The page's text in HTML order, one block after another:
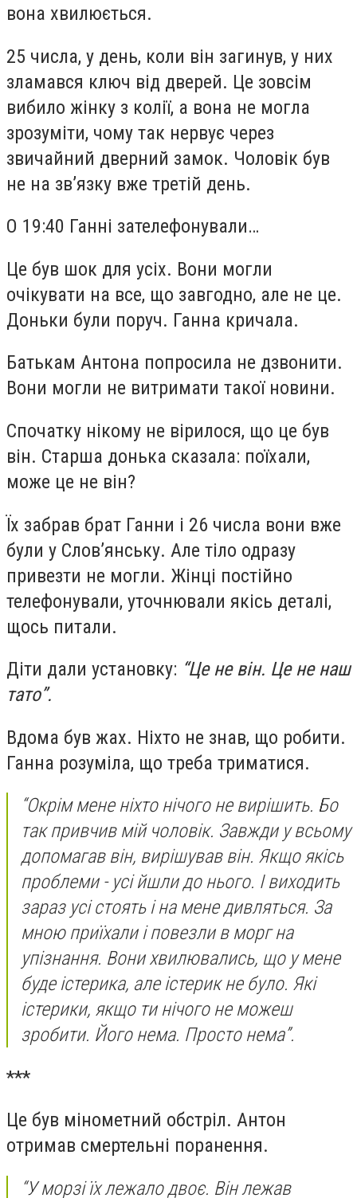
вона хвилюється.
25 числа, у день, коли він загинув, у них
зламався ключ від дверей. Це зовсім
вибило жінку з колії, а вона не могла
зрозуміти, чому так нервує через
звичайний дверний замок. Чоловік був
не на зв’язку вже третій день.
О 19:40 Ганні зателефонували…
Це був шок для усіх. Вони могли
очікувати на все, що завгодно, але не це.
Доньки були поруч. Ганна кричала.
Батькам Антона попросила не дзвонити.
Вони могли не витримати такої новини.
Спочатку нікому не вірилося, що це був
він. Старша донька сказала: поїхали,
може це не він?
Їх забрав брат Ганни і 26 числа вони вже
були у Слов’янську. Але тіло одразу
привезти не могли. Жінці постійно
телефонували, уточнювали якісь деталі,
щось питали.
Діти дали установку: “Це не він. Це не наш
тато”.
Вдома був жах. Ніхто не знав, що робити.
Ганна розуміла, що треба триматися.
“Окрім мене ніхто нічого не вирішить. Бо
так привчив мій чоловік. Завжди у всьому
допомагав він, вирішував він. Якщо якісь
проблеми - усі йшли до нього. І виходить
зараз усі стоять і на мене дивляться. За
мною приїхали і повезли в морг на
упізнання. Вони хвилювались, що у мене
буде істерика, але істерик не було. Які
істерики, якщо ти нічого не можеш
зробити. Його нема. Просто нема”.
***
Це був мінометний обстріл. Антон
отримав смертельні поранення.
“У морзі їх лежало двоє. Він лежав